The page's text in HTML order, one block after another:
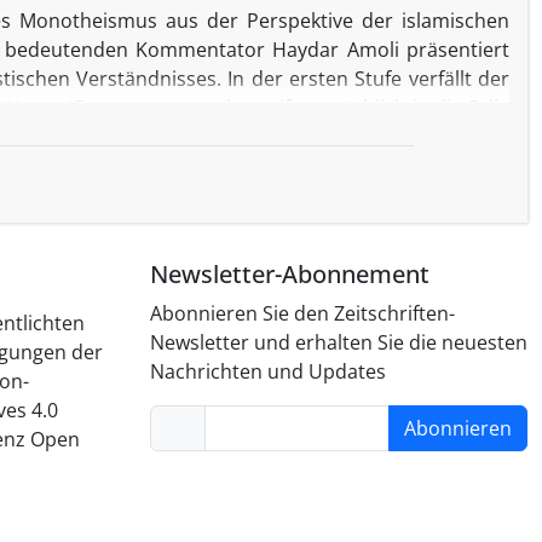
Monotheismus aus der Perspektive der islamischen
Kommentator Haydar Amoli präsentiert
Verständnisses. In der ersten Stufe verfällt der
(Ens supremum) begreift, tatsächlich in die Falle
sondern reines Sein und reine Tat selbst ist.
Philosophie des Proklos, die eine tiefe
zu einem umfassenderen Verständnis des
Bereich der mystischen Theologie führen kann.
der
4.0
Open
Newsletter-Abonnement
Abonnieren Sie den Zeitschriften-
Newsletter und erhalten Sie die neuesten
Nachrichten und Updates
Abonnieren